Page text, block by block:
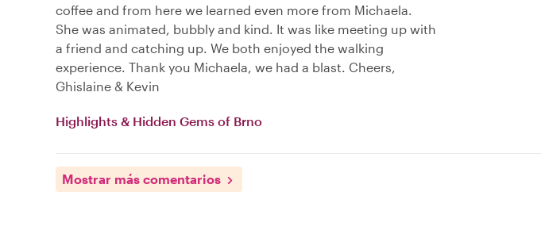
coffee and from here we learned even more from Michaela.
She was animated, bubbly and kind. It was like meeting up with
a friend and catching up. We both enjoyed the walking
experience. Thank you Michaela, we had a blast. Cheers,
Ghislaine & Kevin
Highlights & Hidden Gems of Brno
Mostrar más comentarios